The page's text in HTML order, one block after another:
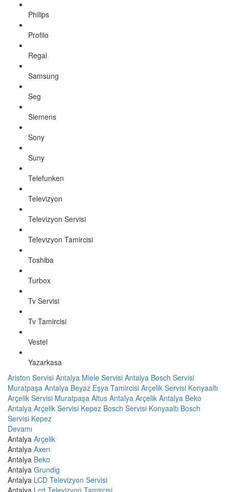
Philips
Profilo
Regal
Samsung
Seg
Siemens
Sony
Suny
Telefunken
Televizyon
Televizyon Servisi
Televizyon Tamircisi
Toshiba
Turbox
Tv Servisi
Tv Tamircisi
Vestel
Yazarkasa
Ariston Servisi Antalya Miele Servisi Antalya Bosch Servisi
Muratpaşa Antalya Beyaz Eşya Tamircisi Arçelik Servisi Konyaaltı
Arçelik Servisi Muratpaşa Altus Antalya Arçelik Antalya Beko
Antalya Arçelik Servisi Kepez Bosch Servisi Konyaaltı Bosch
Servisi Kepez
Devamı
Antalya Arçelik
Antalya Axen
Antalya Beko
Antalya Grundig
Antalya LCD Televizyon Servisi